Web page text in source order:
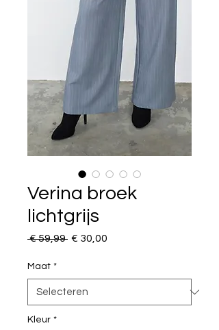
Verina broek
lichtgrijs
€ 59,99 Normale
€ 30,00
Maat *
Kleur *